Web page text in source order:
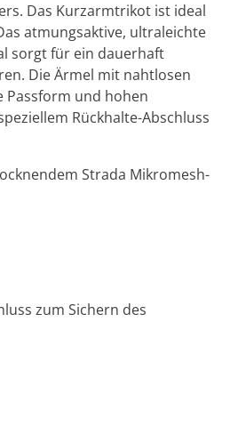
Das Kurzarmtrikot ist ideal
atmungsaktive, ultraleichte
sorgt für ein dauerhaft
Die Ärmel mit nahtlosen
Passform und hohen
Rückhalte-Abschluss
Strada Mikromesh-
zum Sichern des